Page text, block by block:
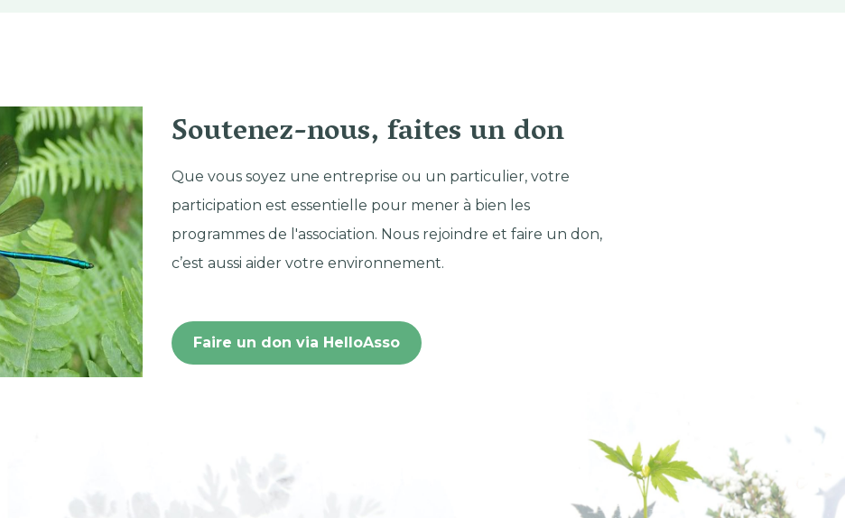
Soutenez-nous, faites un don
Que vous soyez une entreprise ou un particulier, votre
participation est essentielle pour mener à bien les
programmes de l'association. Nous rejoindre et faire un don,
c’est aussi aider votre environnement.
Faire un don via HelloAsso